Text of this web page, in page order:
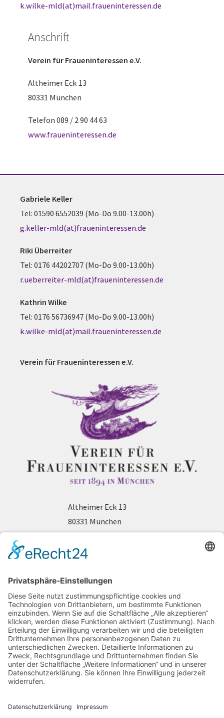
k.wilke-mld(at)mail.fraueninteressen.de
Anschrift
Verein für Fraueninteressen e.V.
Altheimer Eck 13
80331 München
Telefon 089 / 2 90 44 63
www.fraueninteressen.de
Gabriele Keller
Tel: 01590 6552039 (Mo-Do 9.00-13.00h)
g.keller-mld(at)fraueninteressen.de
Riki Überreiter
Tel: 0176 44202707 (Mo-Do 9.00-13.00h)
r.ueberreiter-mld(at)fraueninteressen.de
Kathrin Wilke
Tel: 0176 56736947 (Mo-Do 9.00-13.00h)
k.wilke-mld(at)mail.fraueninteressen.de
Verein für Fraueninteressen e.V.
Altheimer Eck 13
80331 München
www.fraueninteressen.de
gefördert durch: